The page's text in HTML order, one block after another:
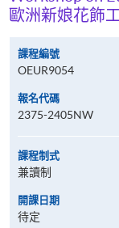
歐洲新娘花飾
課程編號
OEUR9054
報名代碼
2375-2405NW
課程制式
兼讀制
開課日期
待定